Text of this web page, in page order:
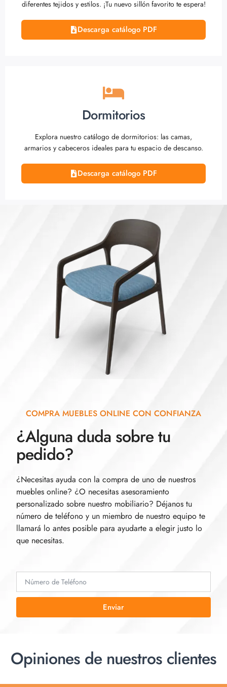
diferentes tejidos y estilos. ¡Tu nuevo sillón favorito te espera!
Descarga catálogo PDF
Dormitorios
Explora nuestro catálogo de dormitorios: las camas,
armarios y cabeceros ideales para tu espacio de descanso.
Descarga catálogo PDF
COMPRA MUEBLES ONLINE CON CONFIANZA
¿Alguna duda sobre tu
pedido?
¿Necesitas ayuda con la compra de uno de nuestros
muebles online? ¿O necesitas asesoramiento
personalizado sobre nuestro mobiliario? Déjanos tu
número de teléfono y un miembro de nuestro equipo te
llamará lo antes posible para ayudarte a elegir justo lo
que necesitas.
Enviar
Opiniones de nuestros clientes